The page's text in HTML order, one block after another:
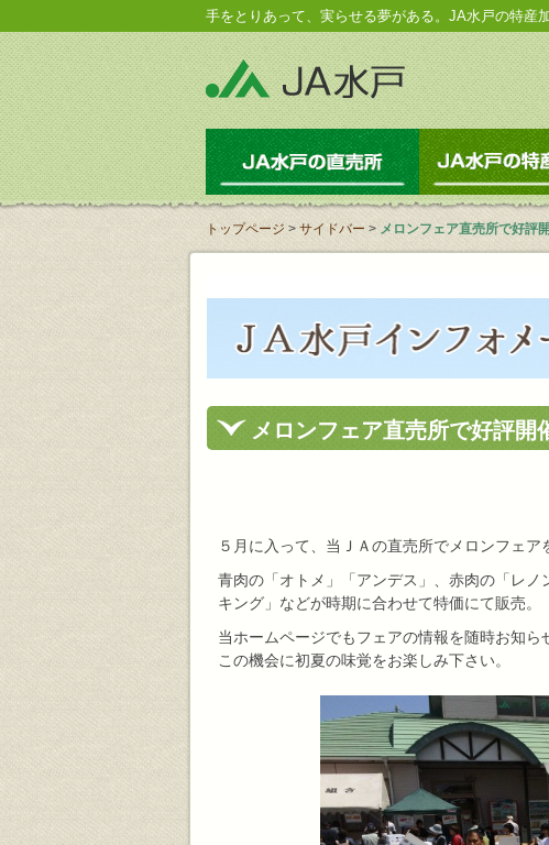
手をとりあって、実らせる夢がある。JA水戸の特産
JA水戸の直売所
トップページ > サイドバー > メロンフェア直売所で好評
メロンフェア直売所で好評開
５月に入って、当ＪＡの直売所でメロンフェア
青肉の「オトメ」「アンデス」、赤肉の「レ
キング」などが時期に合わせて特価にて販売。
当ホームページでもフェアの情報を随時お知ら
この機会に初夏の味覚をお楽しみ下さい。